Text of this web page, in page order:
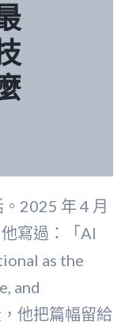
2025 年 4 月
寫過：「AI
as the
and
他把篇幅留給